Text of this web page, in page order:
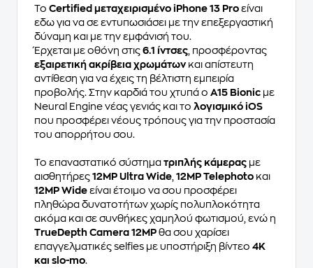
Το Certified μεταχειρισμένο iPhone 13 Pro είναι
εδω για να σε εντυπωσιάσει με την επεξεργαστική
δύναμη και με την εμφάνισή του.
Έρχεται με οθόνη στις 6.1 ίντσες , προσφέροντας
εξαιρετική ακρίβεια χρωμάτωνκαι απίστευτη
αντίθεση για να έχεις τη βέλτιστη εμπειρία
προβολής. Στην καρδιά του χτυπά ο A15 Bionic με
Neural Engine νέας γενιάς και το λογισμικό iOS
που προσφέρει νέους τρόπους για την προστασία
του απορρήτου σου.
Το επαναστατικό σύστημα τριπλής κάμερας με
αισθητήρες 12MP Ultra Wide 12MP Telephoto και
12MP Wide είναι έτοιμο να σου προσφέρει
πληθώρα δυνατοτήτων χωρίς πολυπλοκότητα
ακόμα και σε συνθήκες χαμηλού φωτισμού, ενώ η
TrueDepth Camera 12MP θα σου χαρίσει
επαγγελματικές selfies με υποστήριξη βίντεο 4Κ
και slo-mo.